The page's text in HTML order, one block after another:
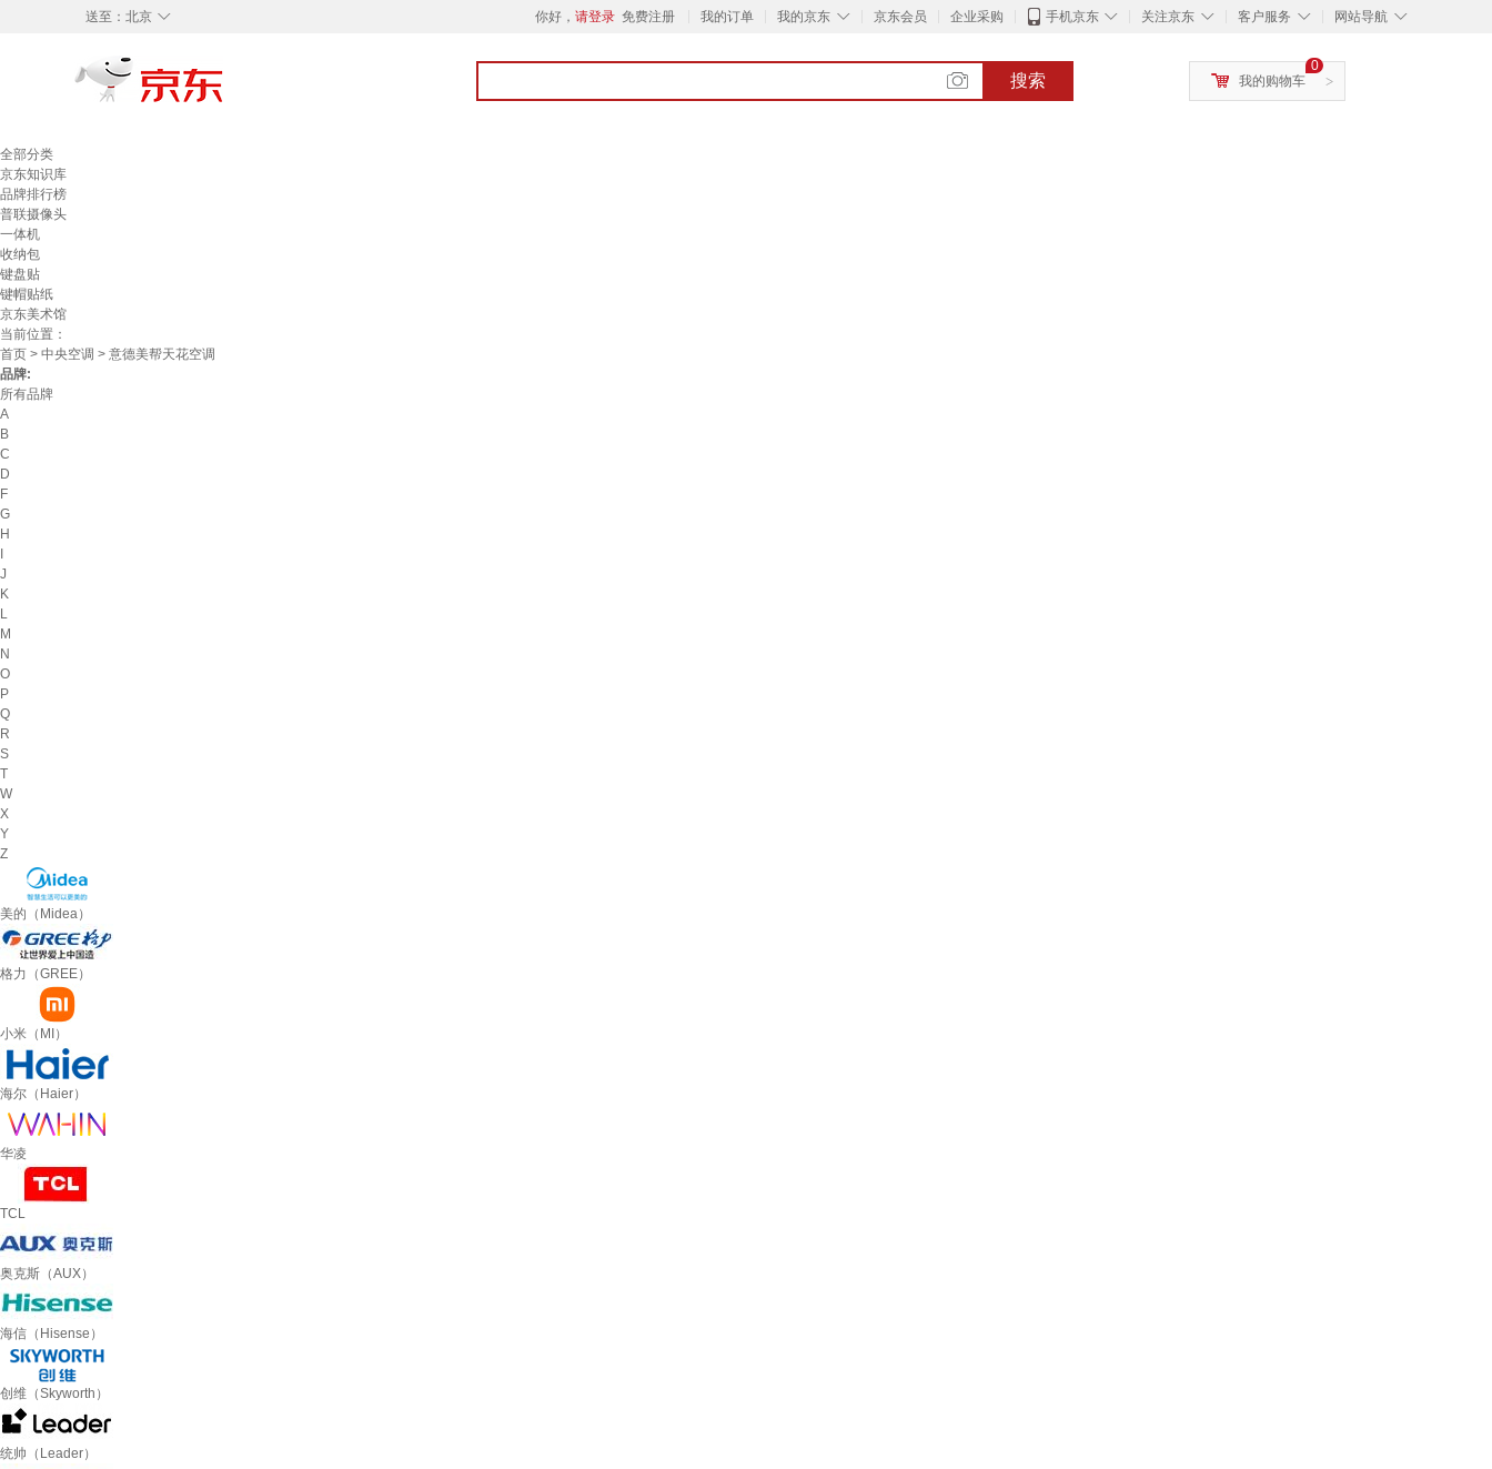
◇
送至： 北京 你好， 请登录 免费注册 我的订单 ◇
我的京东 京东会员 企业采购 ◇
手机京东 ◇
关注京东 ◇
客户服务 ◇
网站导航
搜索 >
0
我的购物车
全部分类
京东知识库
品牌排行榜
普联摄像头
一体机
收纳包
键盘贴
键帽贴纸
京东美术馆
当前位置：
首页 > 中央空调 > 意德美帮天花空调
品牌:
所有品牌
A
B
C
D
F
G
H
J
K
L
M
N
O
P
Q
R
S
T
W
X
Y
Z
美的（Midea）
格力（GREE）
小米（MI）
海尔（Haier）
华凌
TCL
奥克斯（AUX）
海信（Hisense）
创维（Skyworth）
统帅（Leader）